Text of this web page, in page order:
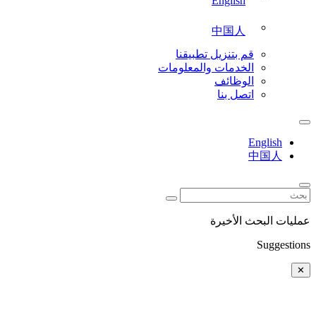
中国人
قم بتنزيل تطبيقنا
الخدمات والمعلومات
الوظائف
اتصل بنا
中国
الأخيرة